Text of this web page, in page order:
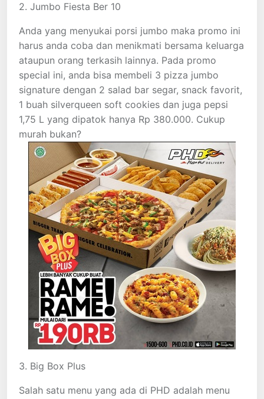
2. Jumbo Fiesta Ber 10
Anda yang menyukai porsi jumbo maka promo ini
harus anda coba dan menikmati bersama keluarga
ataupun orang terkasih lainnya. Pada promo
special ini, anda bisa membeli 3 pizza jumbo
signature dengan 2 salad bar segar, snack favorit,
1 buah silverqueen soft cookies dan juga pepsi
1,75 L yang dipatok hanya Rp 380.000. Cukup
murah bukan?
3. Big Box Plus
Salah satu menu yang ada di PHD adalah menu